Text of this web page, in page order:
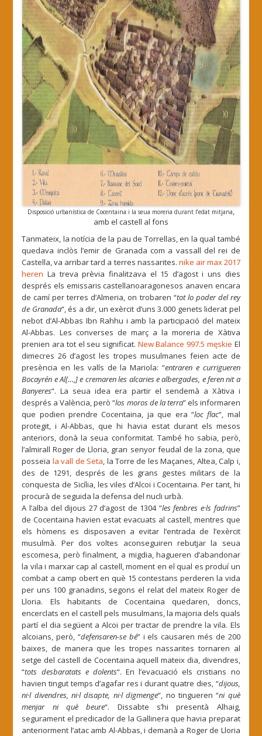
Disposició urbanística de Cocentaina i la seua moreria durant l’edat mitjana,
amb el castell al fons
Tanmateix, la notícia de la pau de Torrellas, en la qual també
quedava inclòs l’emir de Granada com a vassall del rei de
Castella, va arribar tard a terres nassarites. nike air max 2017
heren La treva prèvia finalitzava el 15 d’agost i uns dies
després els emissaris castellanoaragonesos anaven encara
de camí per terres d’Almeria, on trobaren “tot lo poder del rey
de Granada“, és a dir, un exèrcit d’uns 3.000 genets liderat pel
nebot d’Al-Abbas Ibn Rahhu i amb la participació del mateix
Al-Abbas. Les converses de març a la moreria de Xàtiva
prenien ara tot el seu significat. New Balance 997.5 męskie El
dimecres 26 d’agost les tropes musulmanes feien acte de
presència en les valls de la Mariola: “entraren e currigueren
Bocayrén e Al[…,] e cremaren les alcaries e albergades, e feren nit a
Banyeres“. La seua idea era partir el sendemà a Xàtiva i
després a València, però “los moros de la terra” els informaren
que podien prendre Cocentaina, ja que era “loc flac“, mal
protegit, i Al-Abbas, que hi havia estat durant els mesos
anteriors, donà la seua conformitat. També ho sabia, però,
l’almirall Roger de Lloria, gran senyor feudal de la zona, que
posseïa la vall de Seta, la Torre de les Maçanes, Altea, Calp i,
des de 1291, després de les grans gestes militars de la
conquesta de Sicília, les viles d’Alcoi i Cocentaina. Per tant, hi
procurà de seguida la defensa del nucli urbà.
A l’alba del dijous 27 d’agost de 1304 “les fenbres e·ls fadrins”
de Cocentaina havien estat evacuats al castell, mentres que
els hòmens es disposaven a evitar l’entrada de l’exèrcit
musulmà. Per dos voltes aconseguiren rebutjar la seua
escomesa, però finalment, a migdia, hagueren d’abandonar
la vila i marxar cap al castell, moment en el qual es produí un
combat a camp obert en què 15 contestans perderen la vida
per uns 100 granadins, segons el relat del mateix Roger de
Lloria. Els habitants de Cocentaina quedaren, doncs,
encerclats en el castell pels musulmans, la majoria dels quals
partí el dia següent a Alcoi per tractar de prendre la vila. Els
alcoians, però, “defensaren-se bé” i els causaren més de 200
baixes, de manera que les tropes nassarites tornaren al
setge del castell de Cocentaina aquell mateix dia, divendres,
“tots desbaratats e dolents“. En l’evacuació els cristians no
havien tingut temps d’agafar res i durant quatre dies, “dijous,
ni·l divendres, ni·l disapte, ni·l digmenge“, no tingueren “ni què
menjar ni què beure“. Dissabte s’hi presentà Alhaig,
segurament el predicador de la Gallinera que havia preparat
anteriorment l’atac amb Al-Abbas, i demanà a Roger de Lloria